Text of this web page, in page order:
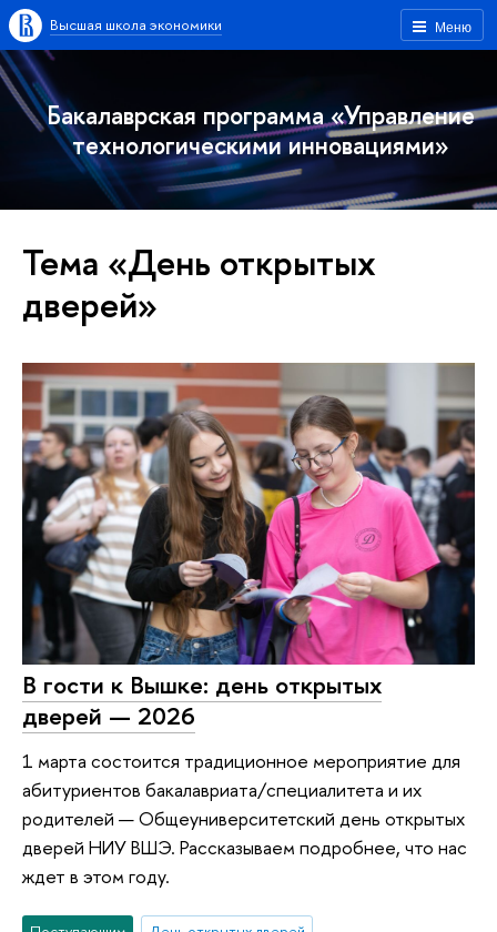
Меню
Высшая школа экономики
Бакалаврская программа «Управление
технологическими инновациями»
Тема «День открытых
дверей»
В гости к Вышке: день открытых
дверей — 2026
1 марта состоится традиционное мероприятие для
абитуриентов бакалавриата/специалитета и их
родителей — Общеуниверситетский день открытых
дверей НИУ ВШЭ. Рассказываем подробнее, что нас
ждет в этом году.